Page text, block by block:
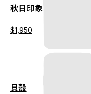
秋日印象
$1,950
貝殼